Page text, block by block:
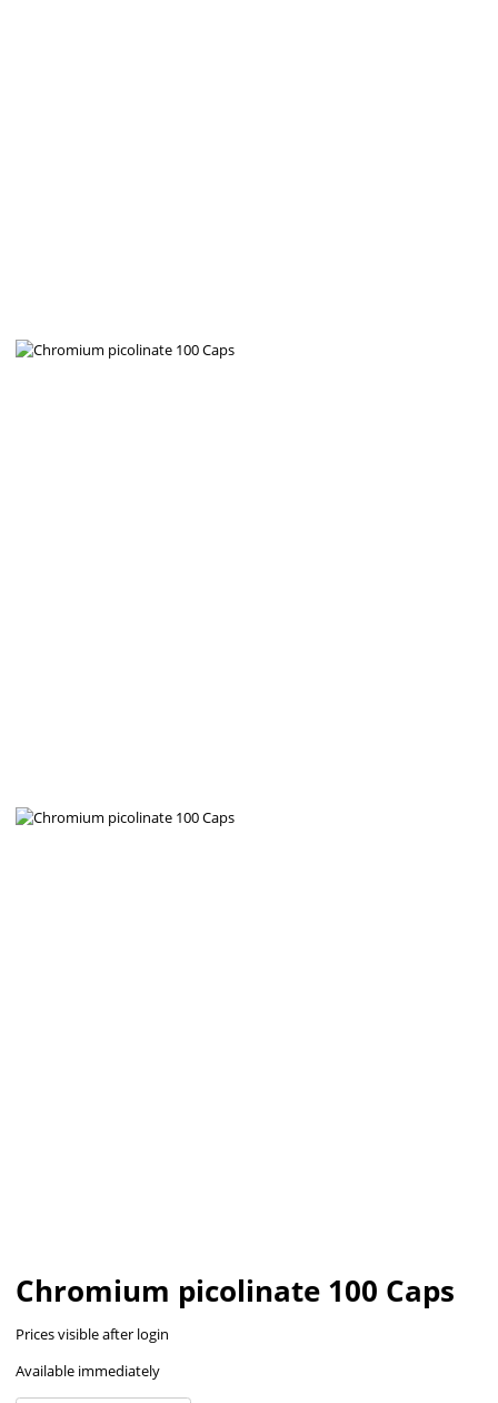
Chromium picolinate 100 Caps
Prices visible after login
Available immediately